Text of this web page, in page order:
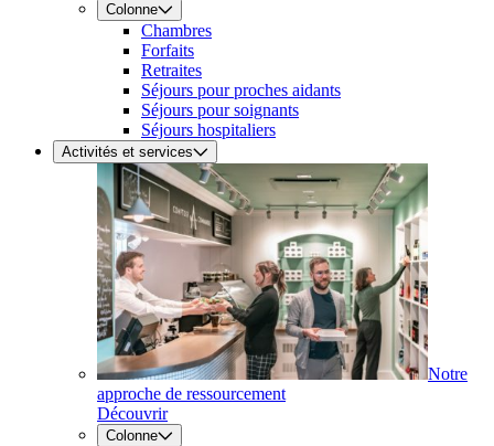
Colonne
Chambres
Forfaits
Retraites
Séjours pour proches aidants
Séjours pour soignants
Séjours hospitaliers
Activités et services
Notre
approche de ressourcement
Découvrir
Colonne